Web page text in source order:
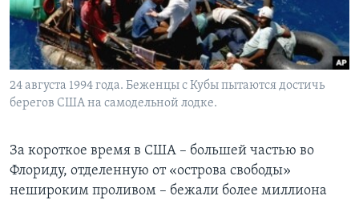
24 августа 1994 года. Беженцы с Кубы пытаются достичь
берегов США на самодельной лодке.
За короткое время в США – большей частью во
Флориду, отделенную от «острова свободы»
нешироким проливом – бежали более миллиона